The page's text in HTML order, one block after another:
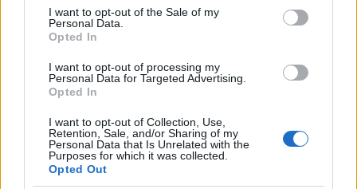
consent section.
I want to opt-out of the Sale of my
Personal Data.
Opted In
I want to opt-out of processing my
Personal Data for Targeted Advertising.
Opted In
I want to opt-out of Collection, Use,
Retention, Sale, and/or Sharing of my
Personal Data that Is Unrelated with the
Purposes for which it was collected.
Opted Out
F
a
ce
b
o
o
k
T
w
it
te
r
Pi
te
st
W
at
s
A
p
p
S
a
Articolo precedente
NOTIZIE RECENTI